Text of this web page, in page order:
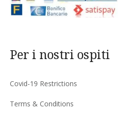
Per i nostri ospiti
Covid-19 Restrictions
Terms & Conditions